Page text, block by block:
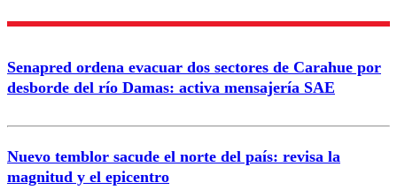
Correo
Senapred ordena evacuar dos sectores de Carahue por
desborde del río Damas: activa mensajería SAE
Nuevo temblor sacude el norte del país: revisa la
magnitud y el epicentro